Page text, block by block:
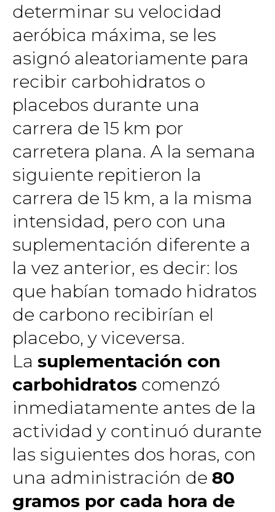
determinar su velocidad
aeróbica máxima, se les
asignó aleatoriamente para
recibir carbohidratos o
placebos durante una
carrera de 15 km por
carretera plana. A la semana
siguiente repitieron la
carrera de 15 km, a la misma
intensidad, pero con una
suplementación diferente a
la vez anterior, es decir: los
que habían tomado hidratos
de carbono recibirían el
placebo, y viceversa.
La suplementación con
carbohidratos comenzó
inmediatamente antes de la
actividad y continuó durante
las siguientes dos horas, con
una administración de 80
gramos por cada hora de